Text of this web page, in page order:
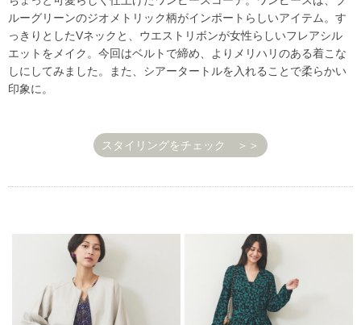
ルーグリーンのジオメトリック柄がインポートらしいアイテム。す
っきりとしたVネックと、ウエストリボンが女性らしいフレアシル
エットをメイク。今回はベルトで締め、よりメリハリのある着こな
しにしてみました。また、シアータートルを入れることで柔らかい
印象に。
スタイリングをチェック ＞＞